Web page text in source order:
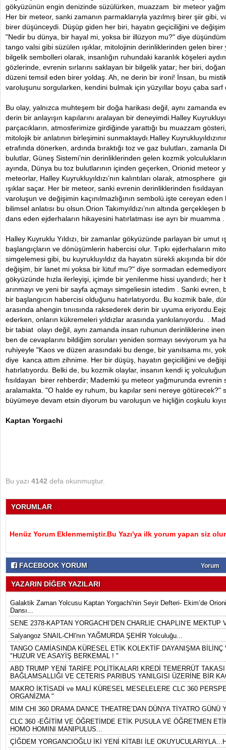
gökyüzünün engin denizinde süzülürken, muazzam bir meteor
Her bir meteor, sanki zamanın parmaklarıyla yazılmış birer şiir gibi,
birer düşünceydi. Düşüp giden her biri, hayatın geçiciliğini ve değişimin
"Nedir bu dünya, bir hayal mi, yoksa bir illüzyon mu?" diye
tango valsi gibi süzülen ışıklar, mitolojinin derinliklerinden gelen birer
bilgelik sembolleri olarak, insanlığın ruhundaki karanlık köşeleri
gözlerinde, evrenin sırlarını saklayan bir bilgelik yatar; her biri,
düzeni temsil eden birer yoldaş. Ah, ne derin bir ironi! İnsan, bu
varoluşunu sorgularken, kendini bulmak için yüzyıllar boyu çaba sarf
Bu olay, yalnızca muhteşem bir doğa harikası değil, aynı zamanda
derin bir anlayışın kapılarını aralayan bir deneyimdi.Halley
parçacıkların, atmosferimize girdiğinde yarattığı bu muazzam
mitolojik bir anlatının birleşimini sunmaktaydı.Halley
etrafında dönerken, ardında bıraktığı toz ve gaz bulutları, zamanla
bulutlar, Güneş Sistemi’nin derinliklerinden gelen kozmik
ayında, Dünya bu toz bulutlarının içinden geçerken, Orionid meteor
meteorlar, Halley Kuyrukluyıldızı’nın kalıntıları olarak, atmosphere
ışıklar saçar. Her bir meteor, sanki evrenin derinliklerinden
varoluşun ve değişimin kaçınılmazlığının sembolü.işte cereyan
bilimsel anlatısı bu olsun.Orion Takımyıldızı’nın altında
dans eden ejderhaların hikayesini hatırlatması ise ayrı bir muamma .
Halley Kuyruklu Yıldızı, bir zamanlar gökyüzünde parlayan bir umut
başlangıçların ve dönüşümlerin habercisi olur. Tıpkı ejderhaların
simgelemesi gibi, bu kuyrukluyıldız da hayatın sürekli akışında bir
değişim, bir lanet mi yoksa bir lütuf mu?" diye sormadan
gökyüzünde hızla ilerleyişi, içimde bir yenilenme hissi uyandırdı;
arınmayı ve yeni bir sayfa açmayı simgeliesin istedim . Sanki
bir başlangıcın habercisi olduğunu hatırlatıyordu. Bu kozmik bale,
arasında ahengin tınıısında raksederek derin bir uyuma
ederken, onların kükremeleri yıldızlar arasında yankılanıyordu. .
bir tabiat olayı değil, aynı zamanda insan ruhunun derinliklerine
ben de cevaplarını bildiğim soruları yeniden sormayı seviyorum ya
ruhiyeyle "Kaos ve düzen arasındaki bu denge, bir yanılsama mı,
diye kanca attım zihnime. Her bir düşüş, hayatın geçiciliğini ve
hatırlatıyordu. Belki de, bu kozmik olaylar, insanın kendi iç
fısıldayan birer rehberdir; Mademki şu meteor yağmurunda evrenin
aralamakta. "O halde ey ruhum, bu kapılar seni nereye götürecek?"
büyümeye devam etsin diyorum bu varoluşun ve hiçliğin coşkulu
Kaptan Yorgachi
Bu yazı 4142 defa okunmuştur.
YORUMLAR
Henüz Yorum Eklenmemiştir.Bu Yazı'ya ilk yorum yapan siz
FACEBOOK YORUM Yorum
YAZARIN DİĞER YAZILARI
Galaktik Zaman Yolcusu Kaptan Yorgachi'nin Seyir Defteri- Ekim’de
Dansı...
SENE 2378-KAPTAN YORGACHI’DEN CHARLIE CHAPLIN’E MEKTUP
Salyangoz SNAIL-CHI'nın YAĞMURDA ŞEHİR Yolculuğu...
TANGO CAMİASINDA KÜRESEL ETİK KOLEKTİF DAYANIŞMA
"HUZUR VE ASAYİŞ BERKEMAL ! "
ABD TRUMP YENİ TARİFE POLİTİKALARI KREDİ TEMERRÜT
BAĞLAMSALLIĞI VE CETERIS PARIBUS YANILGISI ÜZERİNE BİR
MAKRO İKTİSADİ ve MALİ KÜRESEL MESELELERE CLC 360
ORGANİZMA "
MIM CHI 360 DRAMA DANCE THEATRE’DAN DÜNYA TİYATRO GÜNÜ
CLC 360 -EĞİTİM VE ÖĞRETİMDE ETİK PUSULA VE ÖĞRETMEN
HOMO HOMINI MANIPULUS...
ÇİĞDEM YORGANCIOĞLU İKİ YENİ KİTABI İLE